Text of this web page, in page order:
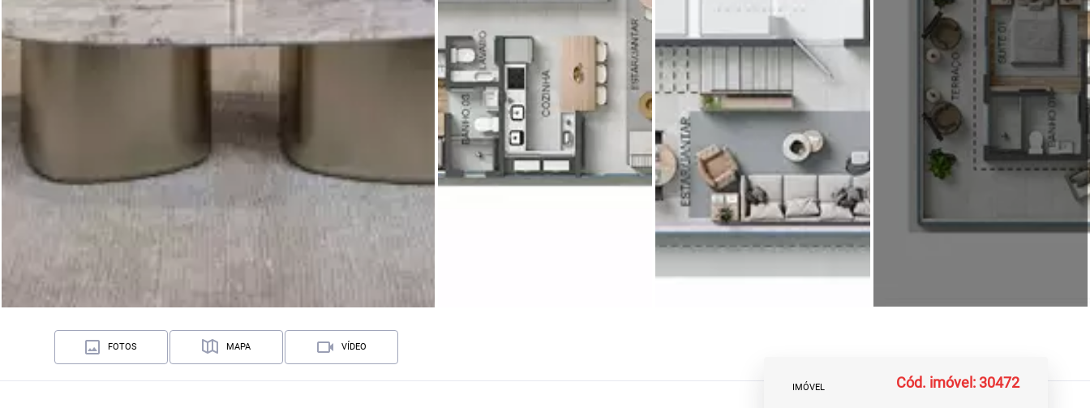
FOTOS MAPA VÍDEO
IMÓVEL Cód. imóvel: 30472